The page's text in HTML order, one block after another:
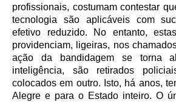
profissionais, costumam contestar
tecnologia são aplicáveis com
efetivo reduzido. No entanto,
providenciam, ligeiras, nos
ação da bandidagem se torna
inteligência, são retirados
colocados em outro. Isto, há anos,
Alegre e para o Estado inteiro. O